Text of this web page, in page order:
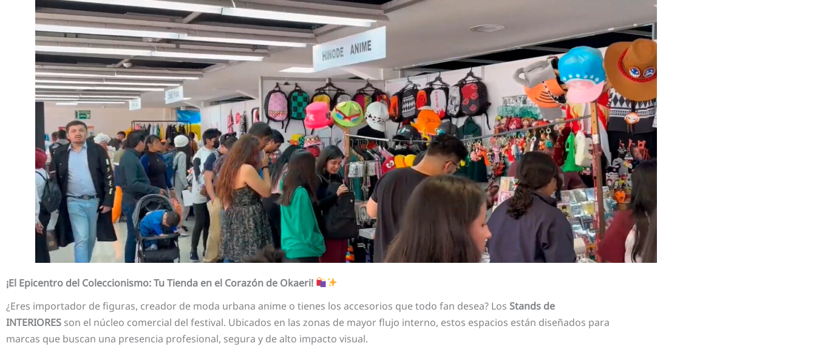
¡El Epicentro del Coleccionismo: Tu Tienda en el Corazón de Okaeri!
¿Eres importador de figuras, creador de moda urbana anime o tienes los accesorios que todo fan desea? Los Stands de
INTERIORES son el núcleo comercial del festival. Ubicados en las zonas de mayor flujo interno, estos espacios están diseñados para
marcas que buscan una presencia profesional, segura y de alto impacto visual.